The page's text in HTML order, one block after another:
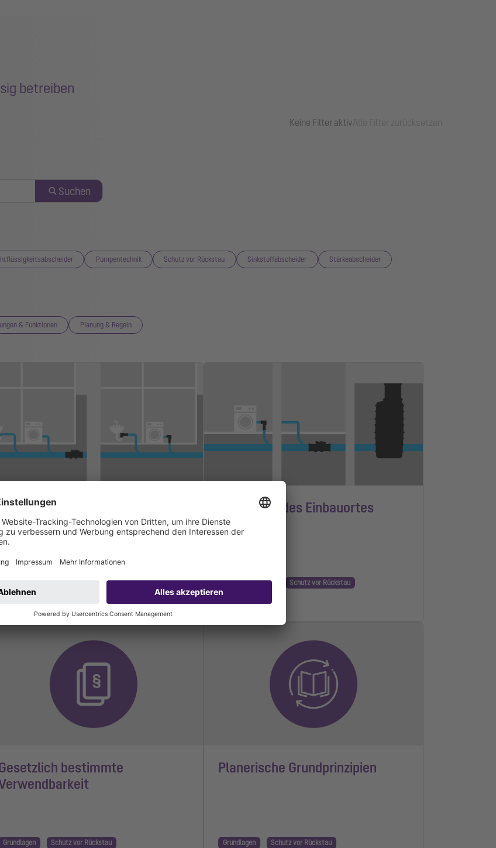
betreiben
Keine Filter aktiv
Suchen
Pumpentechnik Schutz vor Rückstau Sinkstoffabscheider Stärkeabscheider
& Funktionen Planung & Regeln
der
Schutz vor Rückstau
Ermittlung des Einbauortes
Planung & Regeln Schutz vor Rückstau
bestimmte
Grundlagen Schutz vor Rückstau
Planerische Grundprinzipien
Grundlagen Schutz vor Rückstau